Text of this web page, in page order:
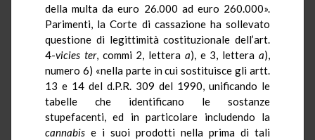
della multa da euro 26.000 ad euro 260.000».
Parimenti, la Corte di cassazione ha sollevato
questione di legittimità costituzionale dell’art.
4-vicies ter, commi 2, lettera a), e 3, letteraa),
numero 6) «nella parte in cui sostituisce gli artt.
13 e 14 del d.P.R. 309 del 1990, unificando le
tabelle che identificano le sostanze
stupefacenti, ed in particolare includendo la
cannabis e i suoi prodotti nella prima di tali